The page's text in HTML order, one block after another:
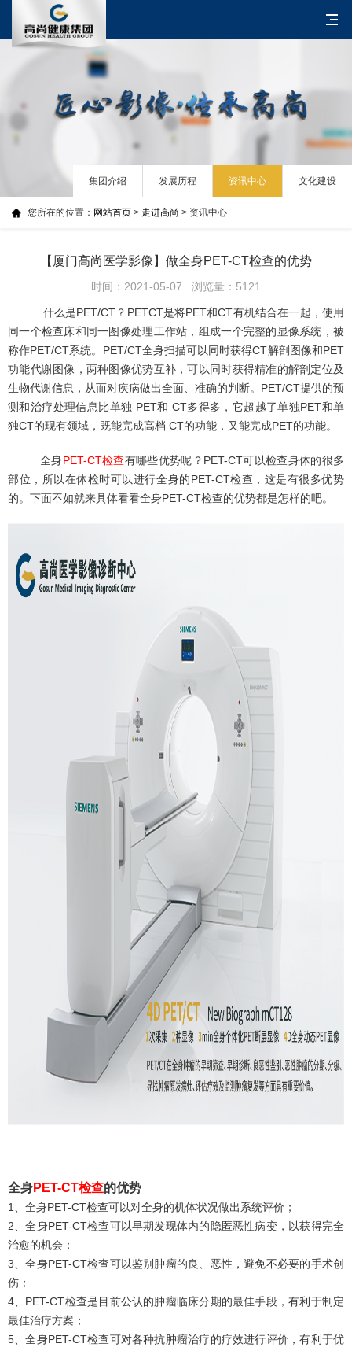
您所在的位置： 网站首页 > 走进高尚 > 资讯中心
集团介绍 发展历程 资讯中心 文化建设
【厦门高尚医学影像】做全身PET-CT检查的优势
时间：2021-05-07 浏览量：5121
什么是PET/CT？PETCT是将PET和CT有机结合在一起，使用
同一个检查床和同一图像处理工作站，组成一个完整的显像系统，被
称作PET/CT系统。PET/CT全身扫描可以同时获得CT解剖图像和PET
功能代谢图像，两种图像优势互补，可以同时获得精准的解剖定位及
生物代谢信息，从而对疾病做出全面、准确的判断。PET/CT提供的预
测和治疗处理信息比单独 PET和 CT多得多，它超越了单独PET和单
独CT的现有领域，既能完成高档 CT的功能，又能完成PET的功能。
全身PET-CT检查有哪些优势呢？PET-CT可以检查身体的很多
部位，所以在体检时可以进行全身的PET-CT检查，这是有很多优势
的。下面不如就来具体看看全身PET-CT检查的优势都是怎样的吧。
全身PET-CT检查的优势
1、全身PET-CT检查可以对全身的机体状况做出系统评价；
2、全身PET-CT检查可以早期发现体内的隐匿恶性病变，以获得完全
治愈的机会；
3、全身PET-CT检查可以鉴别肿瘤的良、恶性，避免不必要的手术创
伤；
4、PET-CT检查是目前公认的肿瘤临床分期的最佳手段，有利于制定
最佳治疗方案；
5、全身PET-CT检查可对各种抗肿瘤治疗的疗效进行评价，有利于优